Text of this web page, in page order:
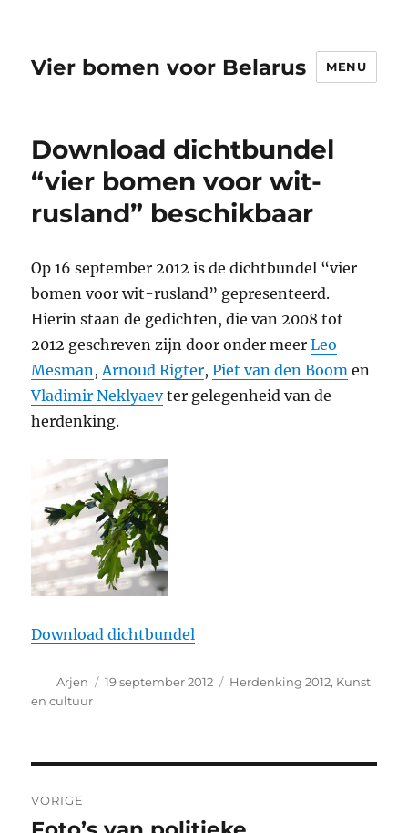
Vier bomen voor Belarus MENU
Download dichtbundel
“vier bomen voor wit-
rusland” beschikbaar
Op 16 september 2012 is de dichtbundel “vier
bomen voor wit-rusland” gepresenteerd.
Hierin staan de gedichten, die van 2008 tot
2012 geschreven zijn door onder meerLeo
Mesman,Arnoud Rigter,Piet van den Boom en
Vladimir Neklyaevter gelegenheid van de
herdenking.
Download dichtbundel
Auteur
Arjen
Geplaatst
19 september 2012 Categorieën
Herdenking 2012, Kunst
en cultuur
navigatie
VORIGE
Vorig